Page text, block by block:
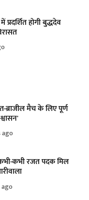
होगी बुद्धदेव
ब्राजील मैच के लिए पूर्ण
कभी रजत पदक मिल